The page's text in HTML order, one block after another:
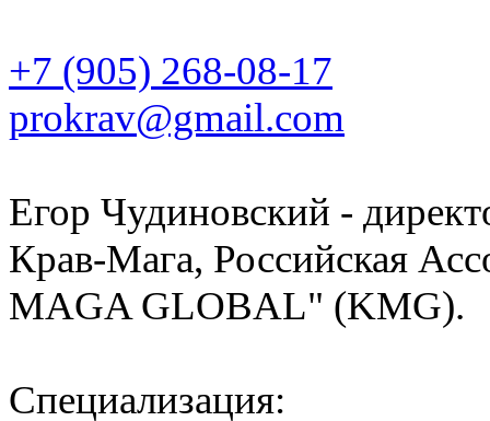
+7 (905) 268-08-17
prokrav@gmail.com
Егор Чудиновский -
Крав-Мага, Российская
MAGA GLOBAL" (KMG).
Специализация: